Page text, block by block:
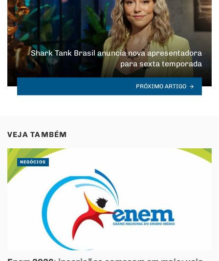
Shark Tank Brasil anuncia nova apresentadora
para sexta temporada
PRÓXIMO ARTIGO
VEJA TAMBÉM
NEGÓCIOS